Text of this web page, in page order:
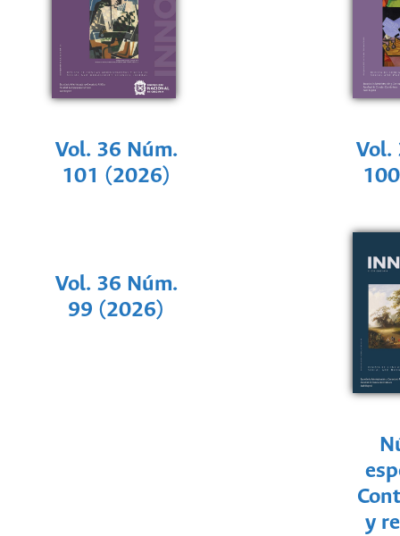
Vol. 36 Núm.
101 (2026)
Vol.
Vol. 36 Núm.
99 (2026)
y